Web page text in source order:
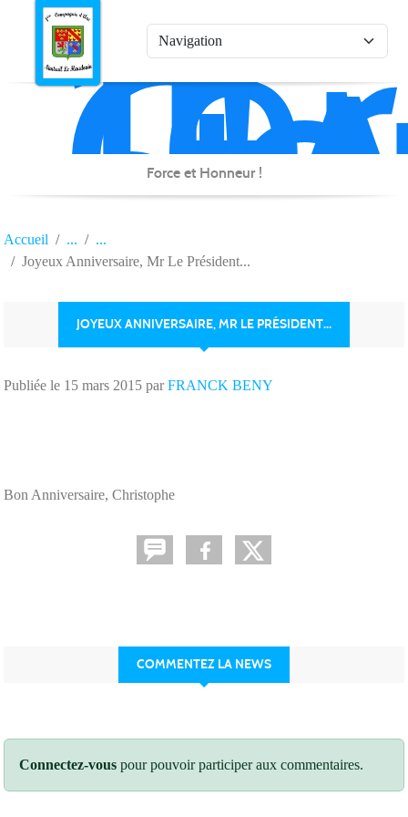
de
Force et Honneur !
Accueil
Joyeux Anniversaire, Mr Le Président...
JOYEUX ANNIVERSAIRE, MR LE PRÉSIDENT...
Publiée le 15 mars 2015 parFRANCK BENY
Bon Anniversaire, Christophe
COMMENTEZ LA NEWS
Connectez-vous pour pouvoir participer aux commentaires.
Panneau de gestion des cookies